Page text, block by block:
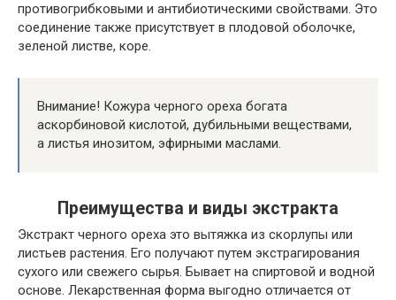
противогрибковыми и антибиотическими свойствами. Это
соединение также присутствует в плодовой оболочке,
зеленой листве, коре.
Внимание! Кожура черного ореха богата
аскорбиновой кислотой, дубильными веществами,
а листья инозитом, эфирными маслами.
Преимущества и виды экстракта
Экстракт черного ореха это вытяжка из скорлупы или
листьев растения. Его получают путем экстрагирования
сухого или свежего сырья. Бывает на спиртовой и водной
основе. Лекарственная форма выгодно отличается от